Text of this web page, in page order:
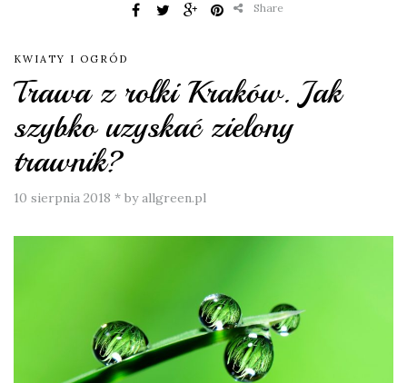
Share
KWIATY I OGRÓD
Trawa z rolki Kraków. Jak
szybko uzyskać zielony
trawnik?
10 sierpnia 2018 * by allgreen.pl